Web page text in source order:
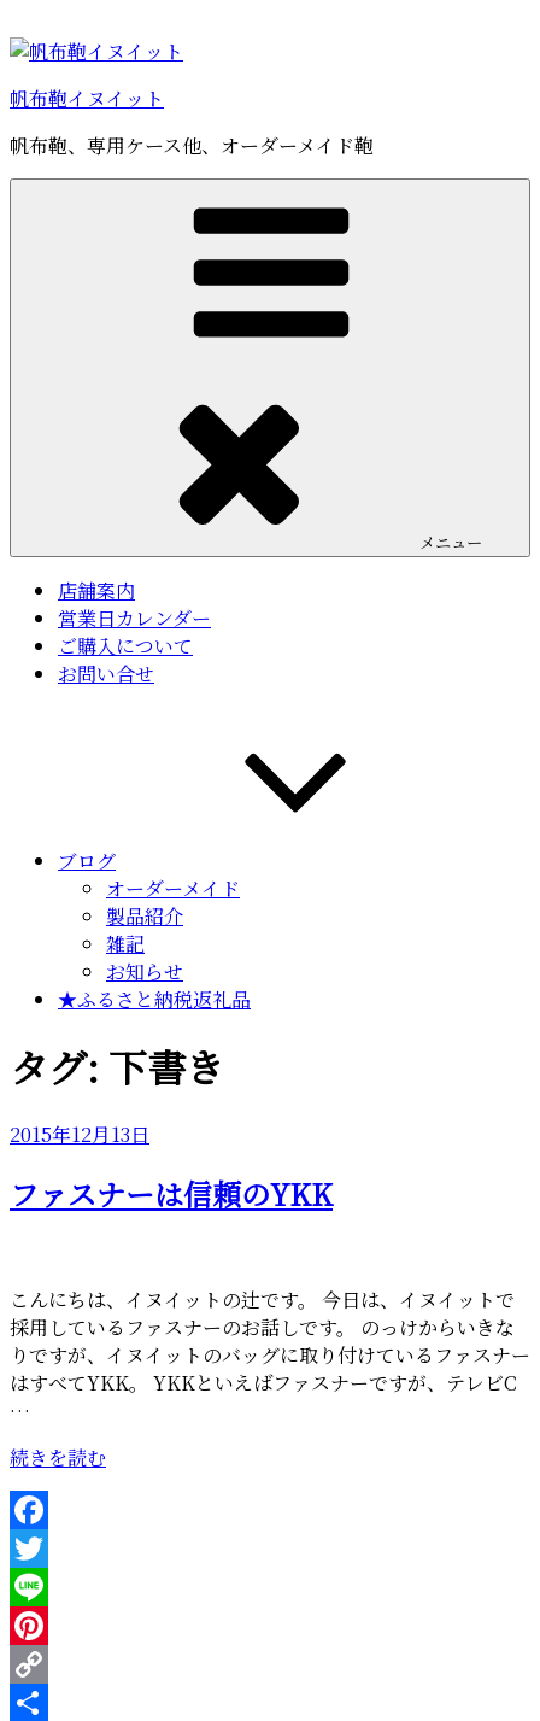
ン
ン
ツ
へ
ス
帆布鞄イヌイット
帆布鞄、専用ケース他、オーダーメイド鞄
メニュー
店舗案内
営業日カレンダー
ご購入について
お問い合せ
ブログ
オーダーメイド
製品紹介
雑記
お知らせ
★ふるさと納税返礼品
タグ: 下書き
投
日:
2015年12月13日
ファスナーは信頼のYKK
こんにちは、イヌイットの辻です。 今日は、イヌイットで
採用しているファスナーのお話しです。 のっけからいきな
りですが、イヌイットのバッグに取り付けているファスナー
はすべてYKK。 YKKといえばファスナーですが、テレビC
…
“フ
ァ
ス
ナ
ー
は
信
頼
の
YKK”
続きを読む
Facebook
Twitter
Line
Pinterest
Copy